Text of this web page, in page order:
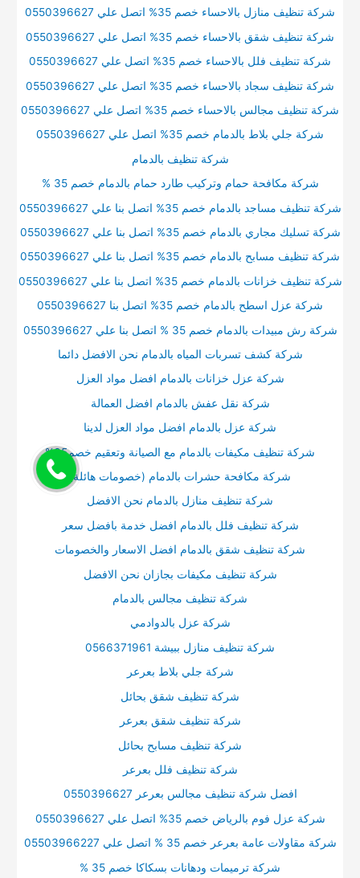
شركة تنظيف منازل بالاحساء خصم 35% اتصل علي 0550396627
شركة تنظيف شقق بالاحساء خصم 35% اتصل علي 0550396627
شركة تنظيف فلل بالاحساء خصم 35% اتصل علي 0550396627
شركة تنظيف سجاد بالاحساء خصم 35% اتصل علي 0550396627
شركة تنظيف مجالس بالاحساء خصم 35% اتصل علي 0550396627
شركة جلي بلاط بالدمام خصم 35% اتصل علي 0550396627
شركة تنظيف بالدمام
شركة مكافحة حمام وتركيب طارد حمام بالدمام خصم 35 %
شركة تنظيف مساجد بالدمام خصم 35% اتصل بنا علي 0550396627
شركة تسليك مجاري بالدمام خصم 35% اتصل بنا علي 0550396627
شركة تنظيف مسابح بالدمام خصم 35% اتصل بنا علي 0550396627
شركة تنظيف خزانات بالدمام خصم 35% اتصل بنا علي 0550396627
شركة عزل اسطح بالدمام خصم 35% اتصل بنا 0550396627
شركة رش مبيدات بالدمام خصم 35 % اتصل بنا علي 0550396627
شركة كشف تسربات المياه بالدمام نحن الافضل دائما
شركة عزل خزانات بالدمام افضل مواد العزل
شركة نقل عفش بالدمام افضل العمالة
شركة عزل بالدمام افضل مواد العزل لدينا
شركة تنظيف مكيفات بالدمام مع الصيانة وتعقيم خصم35%
شركة مكافحة حشرات بالدمام (خصومات هائلة)
شركة تنظيف منازل بالدمام نحن الافضل
شركة تنظيف فلل بالدمام افضل خدمة بافضل سعر
شركة تنظيف شقق بالدمام افضل الاسعار والخصومات
شركة تنظيف مكيفات بجازان نحن الافضل
شركة تنظيف مجالس بالدمام
شركة عزل بالدوادمي
شركة تنظيف منازل ببيشة 0566371961
شركة جلي بلاط بعرعر
شركة تنظيف شقق بحائل
شركة تنظيف شقق بعرعر
شركة تنظيف مسابح بحائل
شركة تنظيف فلل بعرعر
افضل شركة تنظيف مجالس بعرعر 0550396627
شركة عزل فوم بالرياض خصم 35% اتصل علي 0550396627
شركة مقاولات عامة بعرعر خصم 35 % اتصل علي 05503966227
شركة ترميمات ودهانات بسكاكا خصم 35 %